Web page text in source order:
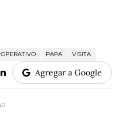
OPERATIVO PAPA VISITA
Agregar a Google